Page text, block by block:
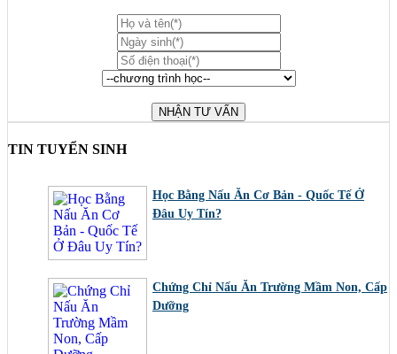
TIN TUYỂN SINH
Học Bằng Nấu Ăn Cơ Bản - Quốc Tế Ở
Đâu Uy Tín?
Chứng Chỉ Nấu Ăn Trường Mầm Non, Cấp
Dưỡng